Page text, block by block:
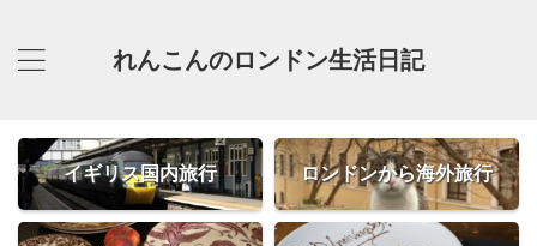
れんこんのロンドン生活日記
イギリス国内旅行 ロンドンから海外旅行